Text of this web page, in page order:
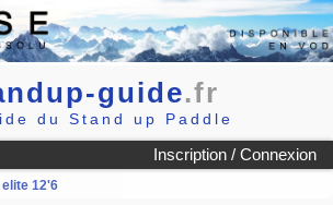
guide.fr
du Stand up Paddle
Inscription / Connexion
elite 12'6